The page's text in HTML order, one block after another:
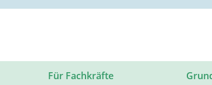
Für Fachkräfte